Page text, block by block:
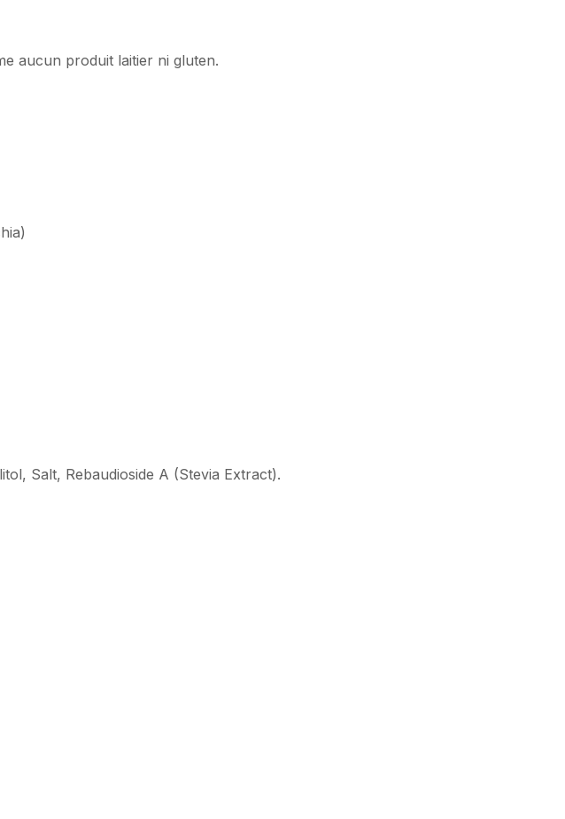
aucun produit laitier ni gluten.
Salt, Rebaudioside A (Stevia Extract).